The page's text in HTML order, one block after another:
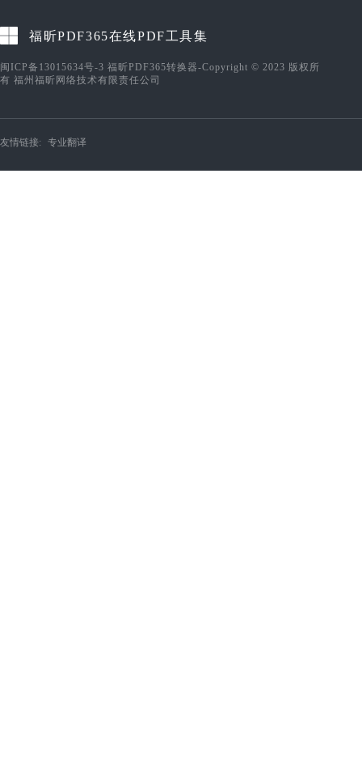
福昕PDF365在线PDF工具集
闽ICP备13015634号-3 福昕PDF365转换器-Copyright © 2023 版权所
有 福州福昕网络技术有限责任公司
友情链接: 专业翻译